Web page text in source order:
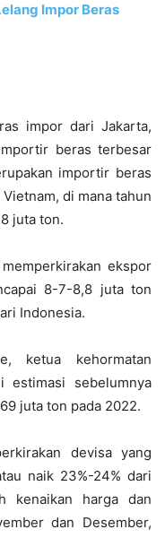
Impor Beras
impor dari Jakarta,
beras terbesar
importir beras
di mana tahun
juta ton.
ekspor
8-7-8,8 juta ton
Indonesia.
ketua kehormatan
estimasi sebelumnya
juta ton pada 2022.
devisa yang
naik 23%-24% dari
kenaikan harga dan
dan Desember,